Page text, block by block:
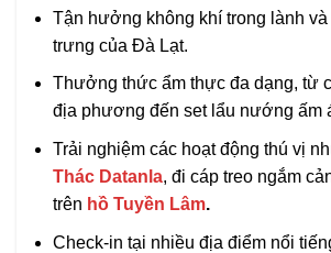
Tận hưởng không khí trong lành
trưng của Đà Lạt.
Thưởng thức ẩm thực đa dạng, từ
địa phương đến set lẩu nướng ấm
Trải nghiệm các hoạt động thú vị
Thác Datanla, đi cáp treo ngắm
trên hồ Tuyền Lâm.
Check-in tại nhiều địa điểm nổi